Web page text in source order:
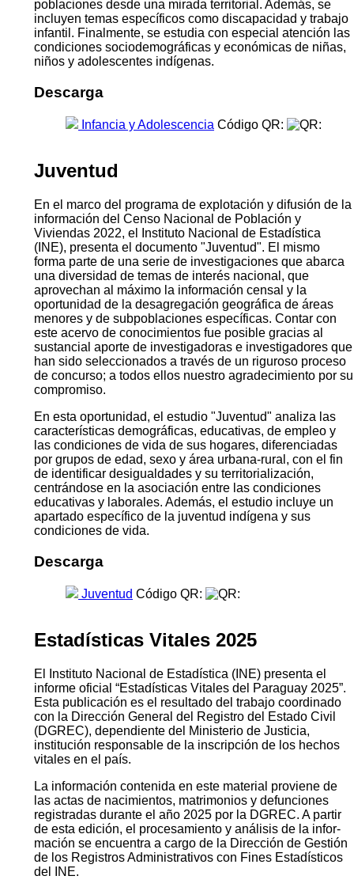
poblaciones desde una mirada territorial. Además, se
incluyen temas específicos como discapacidad y trabajo
infantil. Finalmente, se estudia con especial atención las
condiciones sociodemográficas y económicas de niñas,
niños y adolescentes indígenas.
Descarga
Infancia y Adolescencia Código QR:
Juventud
En el marco del programa de explotación y difusión de la
información del Censo Nacional de Población y
Viviendas 2022, el Instituto Nacional de Estadística
(INE), presenta el documento "Juventud". El mismo
forma parte de una serie de investigaciones que abarca
una diversidad de temas de interés nacional, que
aprovechan al máximo la información censal y la
oportunidad de la desagregación geográfica de áreas
menores y de subpoblaciones específicas. Contar con
este acervo de conocimientos fue posible gracias al
sustancial aporte de investigadoras e investigadores que
han sido seleccionados a través de un riguroso proceso
de concurso; a todos ellos nuestro agradecimiento por su
compromiso.
En esta oportunidad, el estudio "Juventud" analiza las
características demográficas, educativas, de empleo y
las condiciones de vida de sus hogares, diferenciadas
por grupos de edad, sexo y área urbana-rural, con el fin
de identificar desigualdades y su territorialización,
centrándose en la asociación entre las condiciones
educativas y laborales. Además, el estudio incluye un
apartado específico de la juventud indígena y sus
condiciones de vida.
Descarga
Juventud Código QR:
Estadísticas Vitales 2025
El Instituto Nacional de Estadística (INE) presenta el
informe oficial “Estadísticas Vitales del Paraguay 2025”.
Esta publicación es el resultado del trabajo coordinado
con la Dirección General del Registro del Estado Civil
(DGREC), dependiente del Ministerio de Justicia,
institución responsable de la inscripción de los hechos
vitales en el país.
La información contenida en este material proviene de
las actas de nacimientos, matrimonios y defunciones
registradas durante el año 2025 por la DGREC. A partir
de esta edición, el procesamiento y análisis de la infor­
mación se encuentra a cargo de la Dirección de Gestión
de los Registros Administrativos con Fines Estadísticos
del INE.